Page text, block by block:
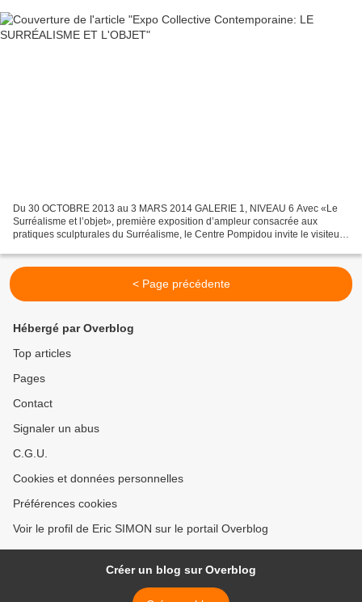
Du 30 OCTOBRE 2013 au 3 MARS 2014 GALERIE 1, NIVEAU 6 Avec «Le
Surréalisme et l’objet», première exposition d’ampleur consacrée aux
pratiques sculpturales du Surréalisme, le Centre Pompidou invite le visiteur
< Page précédente
Hébergé par Overblog
Top articles
Pages
Contact
Signaler un abus
C.G.U.
Cookies et données personnelles
Préférences cookies
Voir le profil de Eric SIMON sur le portail Overblog
Créer un blog sur Overblog